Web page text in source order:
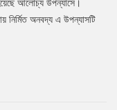
নির্মিত অনবদ্য এ উপন্যাসটি